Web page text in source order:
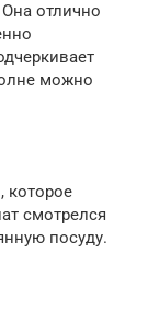
отлично
можно
которое
смотрелся
посуду.